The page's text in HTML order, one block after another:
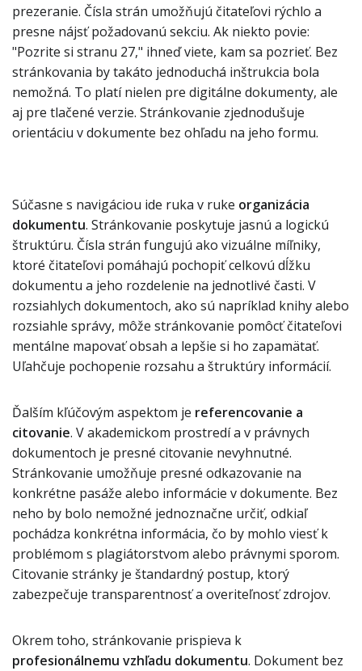
prezeranie. Čísla strán umožňujú čitateľovi rýchlo a
presne nájsť požadovanú sekciu. Ak niekto povie:
"Pozrite si stranu 27," ihneď viete, kam sa pozrieť. Bez
stránkovania by takáto jednoduchá inštrukcia bola
nemožná. To platí nielen pre digitálne dokumenty, ale
aj pre tlačené verzie. Stránkovanie zjednodušuje
orientáciu v dokumente bez ohľadu na jeho formu.
Súčasne s navigáciou ide ruka v ruke organizácia
dokumentu. Stránkovanie poskytuje jasnú a logickú
štruktúru. Čísla strán fungujú ako vizuálne míľniky,
ktoré čitateľovi pomáhajú pochopiť celkovú dĺžku
dokumentu a jeho rozdelenie na jednotlivé časti. V
rozsiahlych dokumentoch, ako sú napríklad knihy alebo
rozsiahle správy, môže stránkovanie pomôcť čitateľovi
mentálne mapovať obsah a lepšie si ho zapamätať.
Uľahčuje pochopenie rozsahu a štruktúry informácií.
Ďalším kľúčovým aspektom je referencovanie a
citovanie. V akademickom prostredí a v právnych
dokumentoch je presné citovanie nevyhnutné.
Stránkovanie umožňuje presné odkazovanie na
konkrétne pasáže alebo informácie v dokumente. Bez
neho by bolo nemožné jednoznačne určiť, odkiaľ
pochádza konkrétna informácia, čo by mohlo viesť k
problémom s plagiátorstvom alebo právnymi sporom.
Citovanie stránky je štandardný postup, ktorý
zabezpečuje transparentnosť a overiteľnosť zdrojov.
Okrem toho, stránkovanie prispieva k
profesionálnemu vzhľadu dokumentu. Dokument bez